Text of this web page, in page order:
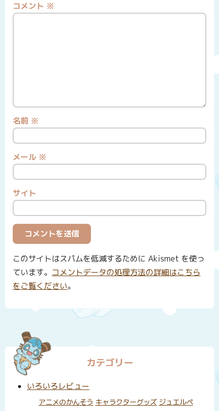
コメント ※
名前 ※
メール ※
サイト
このサイトはスパムを低減するために Akismet を使っ
ています。 コメントデータの処理方法の詳細はこちら
をご覧ください。
カテゴリー
いろいろレビュー
アニメのかんそう キャラクターグッズ ジュエルペ